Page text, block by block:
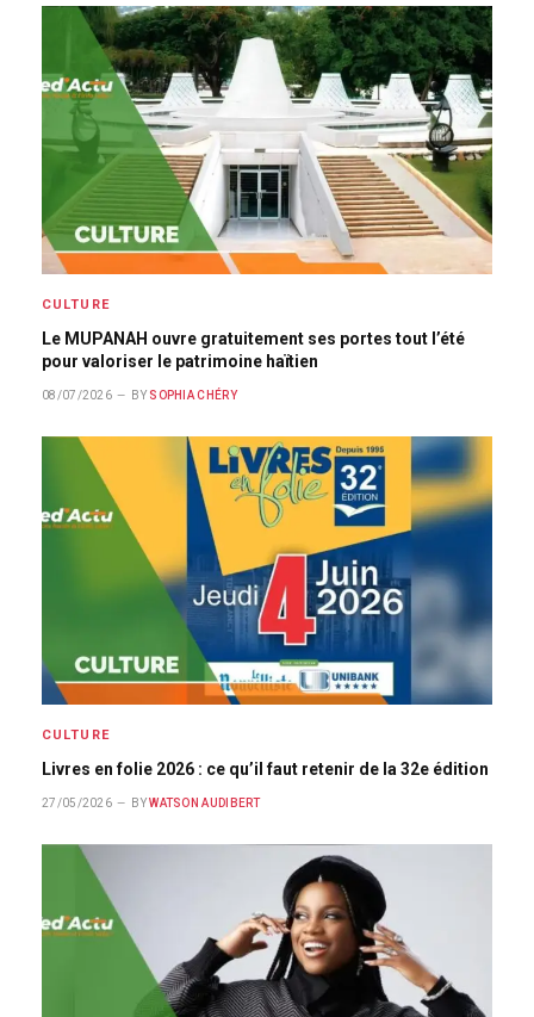
CULTURE
Le MUPANAH ouvre gratuitement ses portes tout l’été
pour valoriser le patrimoine haïtien
08/07/2026 BY SOPHIA CHÉRY
CULTURE
Livres en folie 2026 : ce qu’il faut retenir de la 32e édition
27/05/2026 BY WATSON AUDIBERT